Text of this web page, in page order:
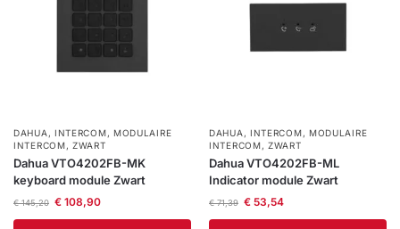
DAHUA , INTERCOM, MODULAIRE
INTERCOM,ZWART
Dahua VTO4202FB-MK
keyboard module Zwart
€145,20 €108,90
DAHUA , INTERCOM, MODULAIRE
INTERCOM,ZWART
Dahua VTO4202FB-ML
Indicator module Zwart
€71,39 €53,54